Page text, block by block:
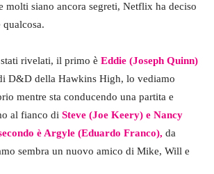
molti siano ancora segreti, Netflix ha deciso
rivelati, il primo è Eddie (Joseph Quinn)
D&D della Hawkins High, lo vediamo
mentre sta conducendo una partita e
al fianco di Steve (Joe Keery) e Nancy
è Argyle (Eduardo Franco), da
sembra un nuovo amico di Mike, Will e